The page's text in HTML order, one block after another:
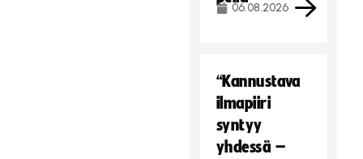
06.08.2026
“Kannustava
ilmapiiri
syntyy
yhdessä –